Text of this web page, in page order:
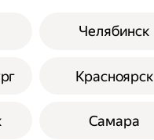
Челябинск
Красноярск
Самара